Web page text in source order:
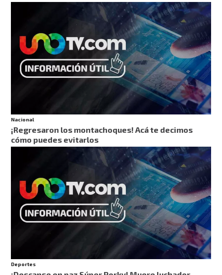
Nacional
¡Regresaron los montachoques! Acá te decimos
cómo puedes evitarlos
Deportes